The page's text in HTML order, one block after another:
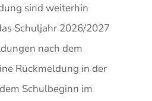
sind weiterhin
Schuljahr 2026/2027
nach dem
Rückmeldung in der
Schulbeginn im